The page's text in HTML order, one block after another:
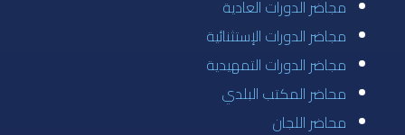
مجاضر الدورات العادية
مجاضر الدورات الإستثنائية
مجاضر الدورات التمهيدية
محاضر المكتب البلدي
محاضر اللجان